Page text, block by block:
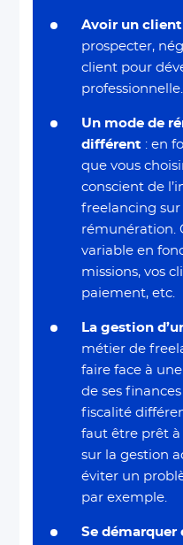
Avoir un client
prospecter,
client pour
professionnelle.
Un mode de
différent : en
que vous
conscient de
freelancing sur
rémunération.
variable en
missions, vos
paiement, etc.
La gestion
métier de
faire face à
de ses
fiscalité
faut être prêt
sur la gestion
éviter un
par exemple.
Se démarquer